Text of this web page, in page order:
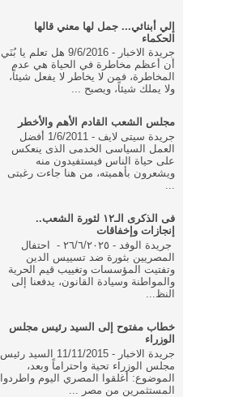
إلي أبنائي... جمل لها معني قالها
الحكماء
جريدة الاخبار - 9/6/2016 هل تعلم يا بُنَي
أن أعظم مخاطرة في الحياة هي عدم
المخاطرة، فمن لا يخاطر لا يفعل شيئاً،
ولا يملك شيئاً، ويصبح ...
مجلس الشعب القادم الأهم والأخطر
جريدة سيتى لايف - 1/6/2011 أفضل
العمل السياسى الخدمى الذى ينعكس
على حياة الناس فيستفيدون منه
ويشعرون بأهميته، من هنا جاءت رغبتى
فى الذكرى الـ١٢ لثورة الشعب..
إنجازات وإخفاقات
جريدة الوفد - ٢٦/٦/٢٠٢٥ - احتفال
المصريين بثورة ضد تسييس الدين
وتفتيت المؤسسات وتغييب قيم الحرية
والمواطنة وسيادة القانون، يدفعنا إلى
النظ...
خطاب مفتوح إلى السيد رئيس مجلس
الوزراء
جريدة الاخبار - 11/11/2015 السيد رئيس
مجلس الوزراء تحية واحتراماً وبعد،
الموضوع: أغلقوا المصري اليوم واطردوا
المستثمرين من مصر ...